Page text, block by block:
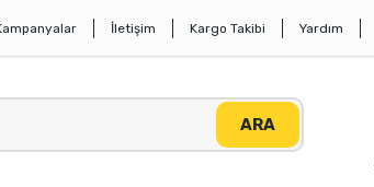
İletişim Kargo Takibi Yardım
ARA